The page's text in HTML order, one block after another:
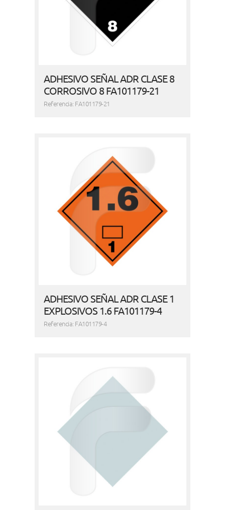
ADHESIVO SEÑAL ADR CLASE 8
CORROSIVO 8 FA101179-21
Referencia: FA101179-21
ADHESIVO SEÑAL ADR CLASE 1
EXPLOSIVOS 1.6 FA101179-4
Referencia: FA101179-4